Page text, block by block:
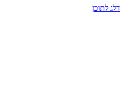
דלג לתוכן